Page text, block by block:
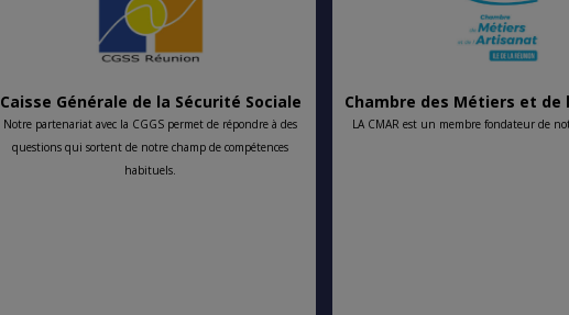
Caisse Générale de la Sécurité Sociale
Notre partenariat avec la CGGS permet de répondre à des
questions qui sortent de notre champ de compétences
habituels.
Chambre des Métiers et
LA CMAR est un membre fondateur de